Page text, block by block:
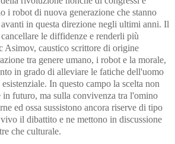
i robot di nuova generazione che stanno
in questa direzione negli ultimi anni. Il
le diffidenze e renderli più
Asimov, caustico scrittore di origine
tra genere umano, i robot e la morale,
in grado di alleviare le fatiche dell'uomo
In questo campo la scelta non
in futuro, ma sulla convivenza tra l'omino
ed ossa sussistono ancora riserve di tipo
il dibattito e ne mettono in discussione
che culturale.